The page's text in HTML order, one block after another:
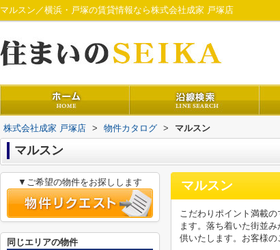
マルスン／横浜・戸塚の賃貸情報なら株式会社成家 戸塚店
株式会社成家 戸塚店 > 物件カタログ > マルスン
マルスン
マルスン
こだわりポイント満載
ます。落ち着いた街並
供いたします。お客様
▼ご希望の物件をお探しします
同じエリアの物件